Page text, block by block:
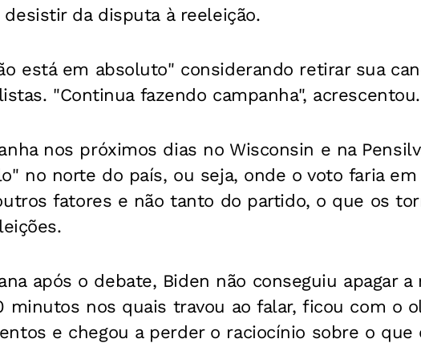
da disputa à reeleição.
está em absoluto" considerando retirar sua
"Continua fazendo campanha", acrescentou.
nos próximos dias no Wisconsin e na
no norte do país, ou seja, onde o voto faria
fatores e não tanto do partido, o que os
após o debate, Biden não conseguiu apagar a
minutos nos quais travou ao falar, ficou com o
e chegou a perder o raciocínio sobre o que